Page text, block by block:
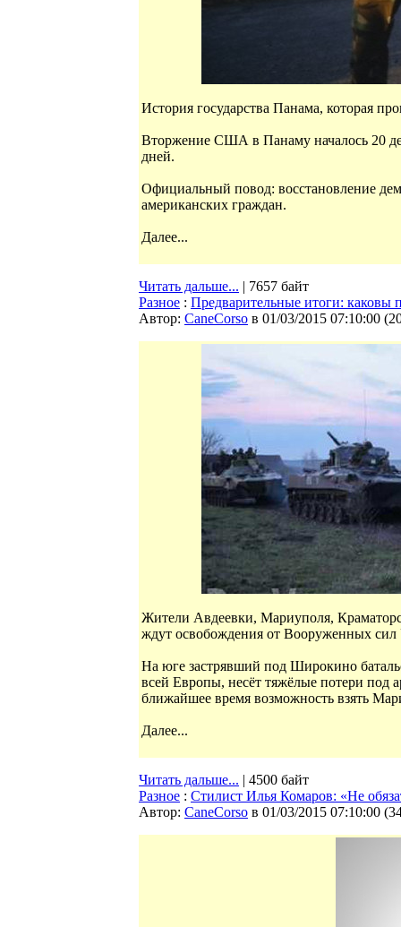
История государства Панама, которая
Вторжение США в Панаму началось 20
дней.
Официальный повод: восстановление
американских граждан.
Далее...
Читать дальше... | 7657 байт
Разное : Предварительные итоги: каковы
Автор: CaneCorso в 01/03/2015 07:10:00 (
Жители Авдеевки, Мариуполя,
ждут освобождения от Вооруженных
На юге застрявший под Широкино
всей Европы, несёт тяжёлые потери
ближайшее время возможность взять
Далее...
Читать дальше... | 4500 байт
Разное : Стилист Илья Комаров: «Не
Автор: CaneCorso в 01/03/2015 07:10:00 (